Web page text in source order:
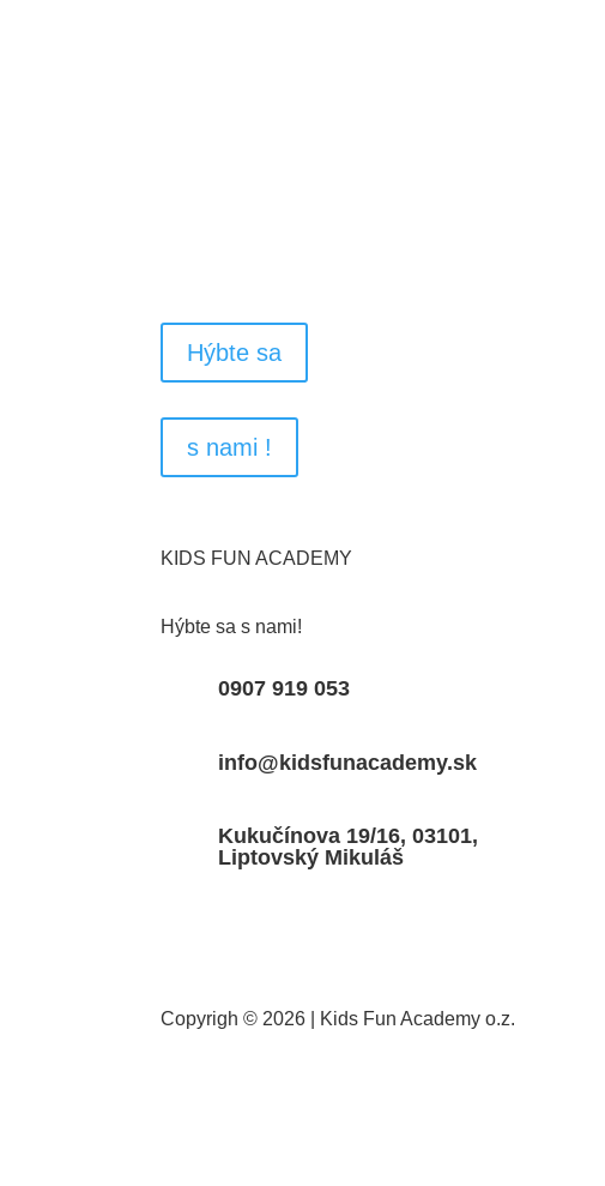
Hýbte sa
s nami !
KIDS FUN ACADEMY
Hýbte sa s nami!
0907 919 053
info@kidsfunacademy.sk
Kukučínova 19/16, 03101,
Liptovský Mikuláš
Copyrigh © 2026 | Kids Fun Academy o.z.